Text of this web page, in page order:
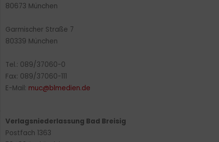
80673 München
Garmischer Straße 7
80339 München
Tel.: 089/37060-0
Fax: 089/37060-111
E-Mail: muc@blmedien.de
Verlagsniederlassung Bad Breisig
Postfach 1363